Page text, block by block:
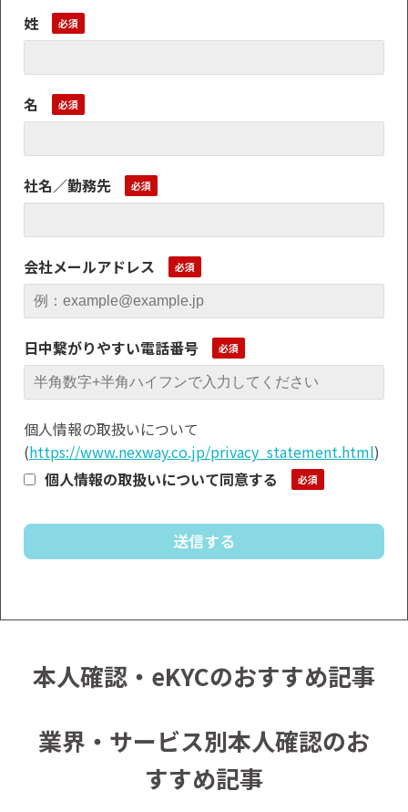
姓
名
社名／勤務先
会社メールアドレス
日中繋がりやすい電話番号
個人情報の取扱いについて
(https://www.nexway.co.jp/privacy_statement.html)
個人情報の取扱いについて同意する
本人確認・eKYCのおすすめ記事
業界・サービス別本人確認のお
すすめ記事